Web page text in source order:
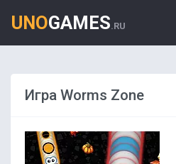
UNOGAMES.RU
Игра Worms Zone